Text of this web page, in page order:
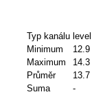
Typ kanálu level
Minimum
12.9
Maximum
14.3
Průměr
13.7
Suma
-